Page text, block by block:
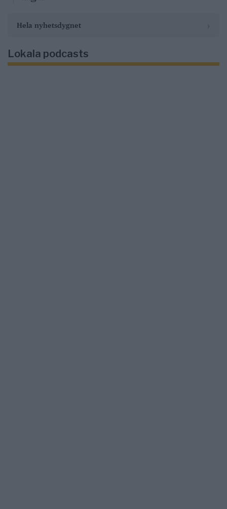
Hela nyhetsdygnet
Lokala podcasts